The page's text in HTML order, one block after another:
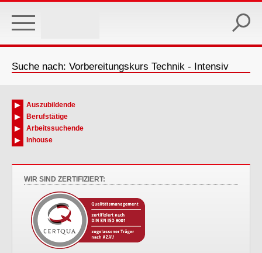
main
Suche nach: Vorbereitungskurs Technik - Intensiv
Auszubildende
Berufstätige
Arbeitssuchende
Inhouse
WIR SIND ZERTIFIZIERT: